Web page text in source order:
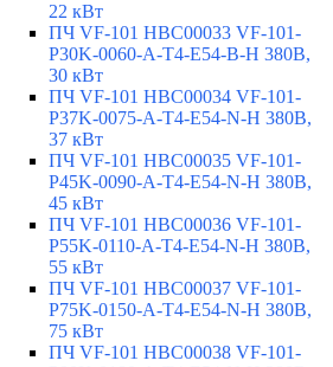
22 кВт
ПЧ VF-101 HBC00033 VF-101-
P30K-0060-A-T4-E54-B-H 380В,
30 кВт
ПЧ VF-101 HBC00034 VF-101-
P37K-0075-A-T4-E54-N-H 380В,
37 кВт
ПЧ VF-101 HBC00035 VF-101-
P45K-0090-A-T4-E54-N-H 380В,
45 кВт
ПЧ VF-101 HBC00036 VF-101-
P55K-0110-A-T4-E54-N-H 380В,
55 кВт
ПЧ VF-101 HBC00037 VF-101-
P75K-0150-A-T4-E54-N-H 380В,
75 кВт
ПЧ VF-101 HBC00038 VF-101-